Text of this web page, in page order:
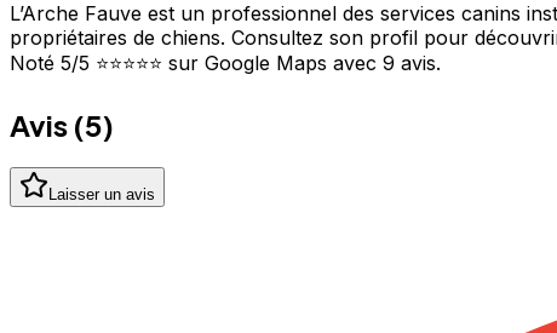
L’Arche Fauve est un professionnel des services canins
propriétaires de chiens. Consultez son profil pour
Noté 5/5 ⭐⭐⭐⭐⭐ sur Google Maps avec 9 avis.
Avis (5)
Laisser un avis